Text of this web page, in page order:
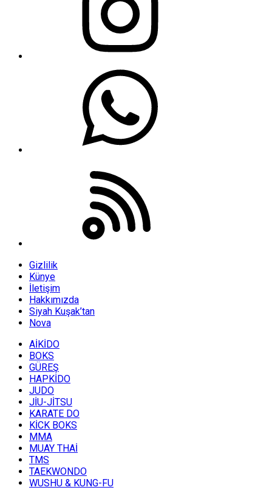
Gizlilik
Künye
İletişim
Hakkımızda
Siyah Kuşak’tan
Nova
AİKİDO
BOKS
GÜREŞ
HAPKİDO
JUDO
JİU-JİTSU
KARATE DO
KİCK BOKS
MMA
MUAY THAİ
TMS
TAEKWONDO
WUSHU & KUNG-FU